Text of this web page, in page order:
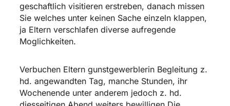
geschaftlich visitieren erstreben, danach missen
Sie welches unter keinen Sache einzeln klappen,
ja Eltern verschlafen diverse aufregende
Moglichkeiten.
Verbuchen Eltern gunstgewerblerin Begleitung z.
hd. angewandten Tag, manche Stunden, ihr
Wochenende unter anderem jedoch z. hd.